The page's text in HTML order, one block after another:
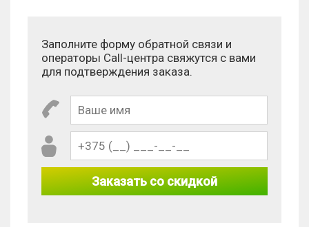
Заполните форму обратной связи и
операторы Call-центра свяжутся с вами
для подтверждения заказа.
Заказать со скидкой